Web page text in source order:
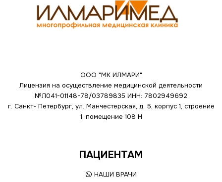
ООО "МК ИЛМАРИ"
Лицензия на осуществление медицинской деятельности
№Л041-01148-78/03789835 ИНН: 7802949692
г. Санкт- Петербург, ул. Манчестерская, д. 5, корпус 1, строение
1, помещение 108 Н
ПАЦИЕНТАМ
НАШИ ВРАЧИ